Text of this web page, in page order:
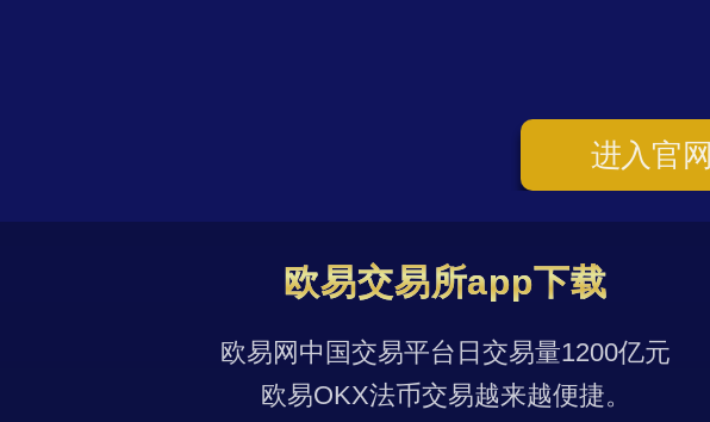
进入官网
欧易交易所app下载
欧易网中国交易平台日交易量1200亿元
欧易OKX法币交易越来越便捷。